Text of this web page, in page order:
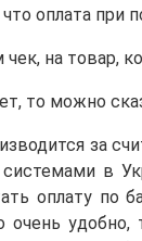
оплата
на товар,
то можно
за
в
оплату по
очень